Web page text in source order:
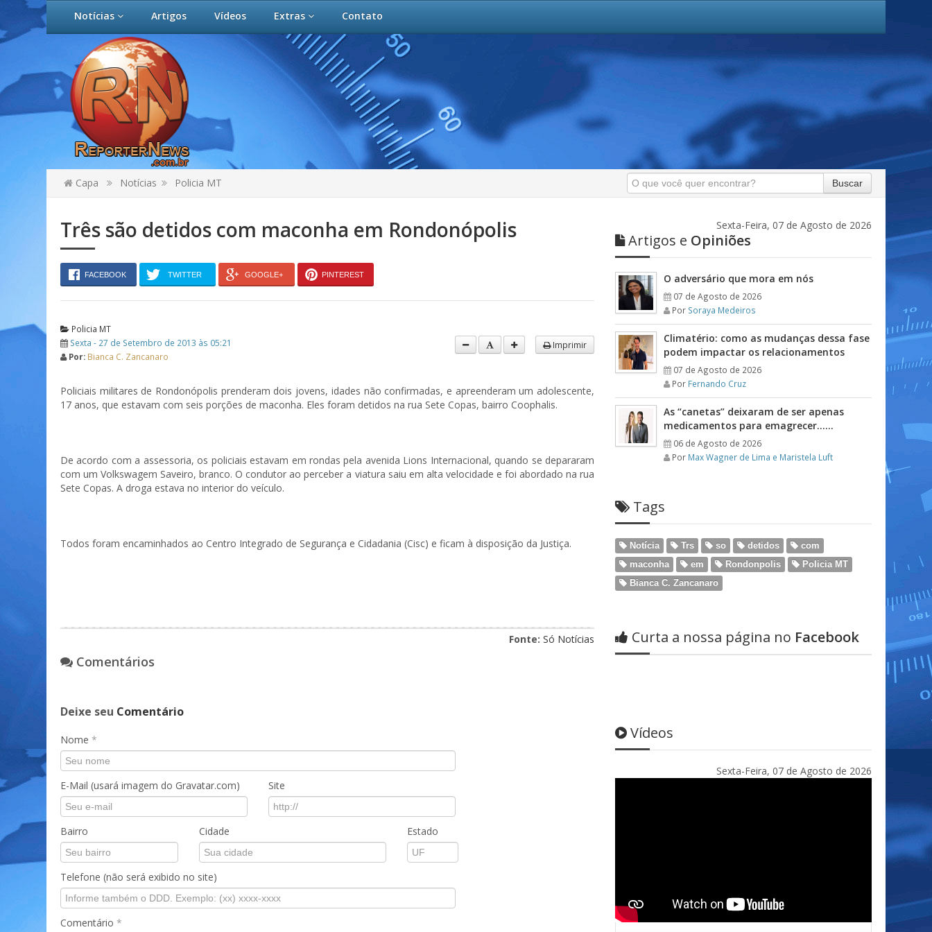
Notícias Artigos Vídeos Extras Contato
Capa Notícias Policia MT Buscar
Três são detidos com maconha em Rondonópolis
FACEBOOK TWITTER GOOGLE+ PINTEREST
Policia MT
Sexta - 27 de Setembro de 2013 às 05:21
Por: Bianca C. Zancanaro
Imprimir
Policiais militares de Rondonópolis prenderam dois jovens, idades não confirmadas, e apreenderam um adolescente,
17 anos, que estavam com seis porções de maconha. Eles foram detidos na rua Sete Copas, bairro Coophalis.
De acordo com a assessoria, os policiais estavam em rondas pela avenida Lions Internacional, quando se depararam
com um Volkswagem Saveiro, branco. O condutor ao perceber a viatura saiu em alta velocidade e foi abordado na rua
Sete Copas. A droga estava no interior do veículo.
Todos foram encaminhados ao Centro Integrado de Segurança e Cidadania (Cisc) e ficam à disposição da Justiça.
Fonte: Só Notícias
Comentários
Deixe seu Comentário
Nome *
E-Mail (usará imagem do Gravatar.com) Site
Bairro Cidade Estado
Telefone (não será exibido no site)
Comentário *
Sexta-Feira, 07 de Agosto de 2026
Artigos e Opiniões
O adversário que mora em nós
07 de Agosto de 2026
Por Soraya Medeiros
Climatério: como as mudanças dessa fase
podem impactar os relacionamentos
07 de Agosto de 2026
Por Fernando Cruz
As “canetas” deixaram de ser apenas
medicamentos para emagrecer……
06 de Agosto de 2026
Por Max Wagner de Lima e Maristela Luft
Tags
Notícia Trs so detidos
com
maconha
em Rondonpolis
Policia MT
Bianca C. Zancanaro
Curta a nossa página no Facebook
Vídeos
Sexta-Feira, 07 de Agosto de 2026